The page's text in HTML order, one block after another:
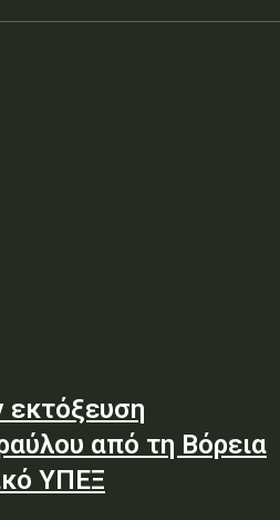
εκτόξευση
από τη Βόρεια
ΥΠΕΞ